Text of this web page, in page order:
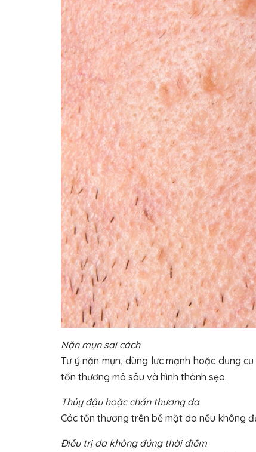
Nặn mụn sai cách
Tự ý nặn mụn, dùng lực mạnh hoặc dụng
tổn thương mô sâu và hình thành sẹo.
Thủy đậu hoặc chấn thương da
Các tổn thương trên bề mặt da nếu không
Điều trị da không đúng thời điểm